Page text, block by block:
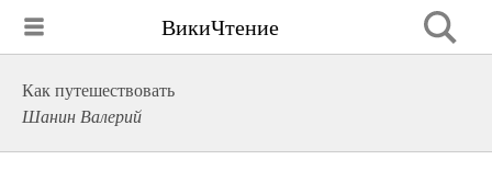
ВикиЧтение
Как путешествовать
Шанин Валерий